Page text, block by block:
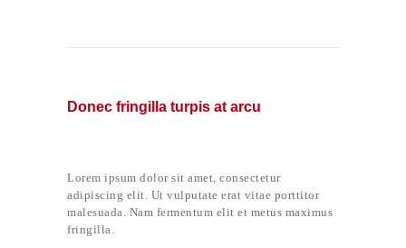
Donec fringilla turpis at arcu
Lorem ipsum dolor sit amet, consectetur
adipiscing elit. Ut vulputate erat vitae porttitor
malesuada. Nam fermentum elit et metus maximus
fringilla.